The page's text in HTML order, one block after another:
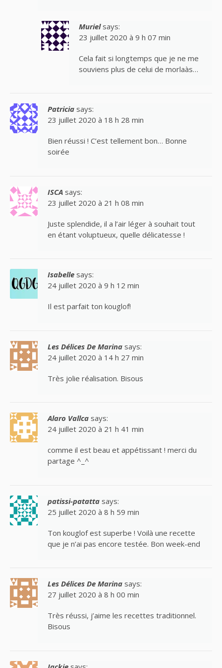
Muriel says:
23 juillet 2020 à 9 h 07 min
Cela fait si longtemps que je ne me
souviens plus de celui de morlaàs…
Patricia says:
23 juillet 2020 à 18 h 28 min
Bien réussi ! C’est tellement bon… Bonne
soirée
ISCA says:
23 juillet 2020 à 21 h 08 min
Juste splendide, il a l’air léger à souhait tout
en étant voluptueux, quelle délicatesse !
Isabelle says:
24 juillet 2020 à 9 h 12 min
Il est parfait ton kouglof!
Les Délices De Marina says:
24 juillet 2020 à 14 h 27 min
Très jolie réalisation. Bisous
Alaro Vallca says:
24 juillet 2020 à 21 h 41 min
comme il est beau et appétissant ! merci du
partage ^_^
patissi-patatta says:
25 juillet 2020 à 8 h 59 min
Ton kouglof est superbe ! Voilà une recette
que je n’ai pas encore testée. Bon week-end
Les Délices De Marina says:
27 juillet 2020 à 8 h 00 min
Très réussi, j’aime les recettes traditionnel.
Bisous